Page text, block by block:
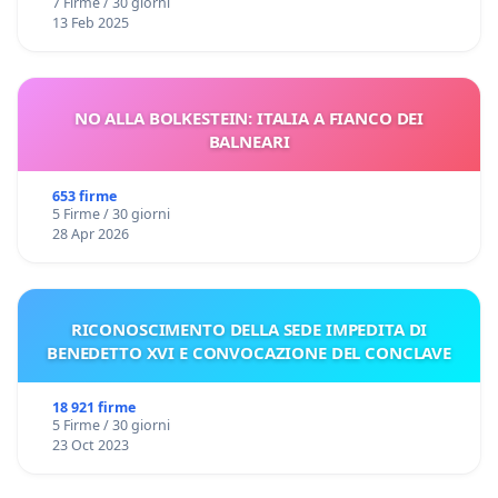
13 Feb 2025
NO ALLA BOLKESTEIN: ITALIA A FIANCO DEI
BALNEARI
653 firme
5 Firme / 30 giorni
28 Apr 2026
RICONOSCIMENTO DELLA SEDE IMPEDITA DI
BENEDETTO XVI E CONVOCAZIONE DEL CONCLAVE
18 921 firme
5 Firme / 30 giorni
23 Oct 2023